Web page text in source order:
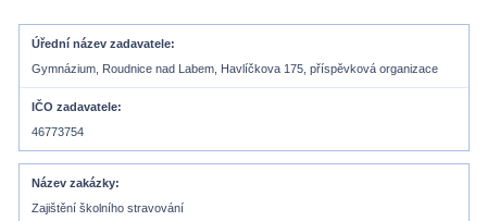
Úřední název zadavatele
Gymnázium, Roudnice nad Labem, Havlíčkova 175, příspěvková organizace
IČO zadavatele
46773754
Název zakázky
Zajištění školního stravování